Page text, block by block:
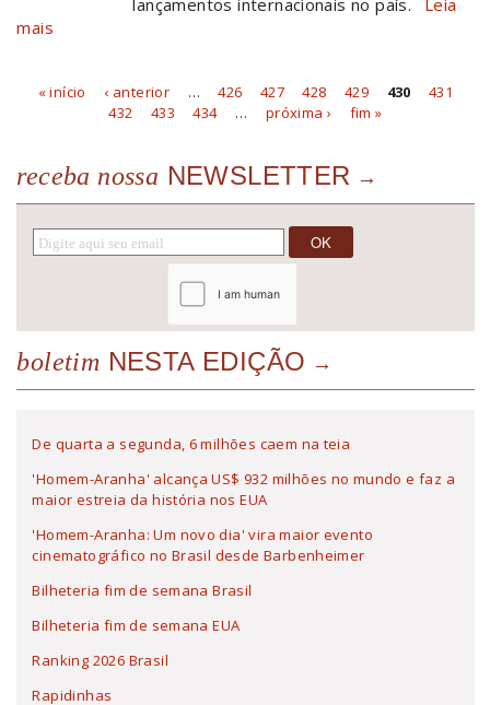
mais
Páginas
« início ‹ anterior … 426 427 428 429 430
431
432
433 434 … próxima › fim »
receba nossa NEWSLETTER
boletim NESTA EDIÇÃO
De quarta a segunda, 6 milhões caem na teia
'Homem-Aranha' alcança US$ 932 milhões no mundo e faz a
maior estreia da história nos EUA
'Homem-Aranha: Um novo dia' vira maior evento
cinematográfico no Brasil desde Barbenheimer
Bilheteria fim de semana Brasil
Bilheteria fim de semana EUA
Ranking 2026 Brasil
Rapidinhas